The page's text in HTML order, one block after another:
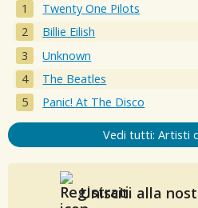
Twenty One Pilots
Billie Eilish
Unknown
The Beatles
Panic! At The Disco
Vedi tutti: Artisti
Unisciti alla